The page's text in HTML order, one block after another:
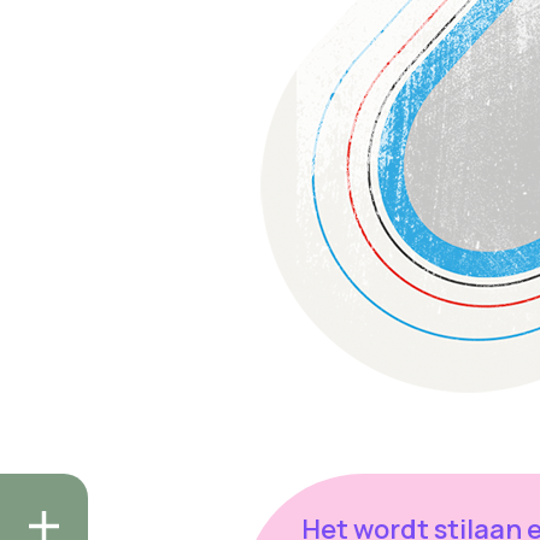
Het wordt stilaan